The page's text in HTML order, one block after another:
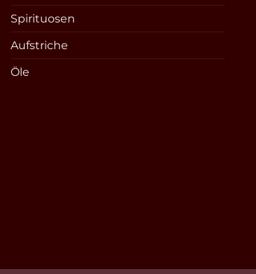
Spirituosen
Aufstriche
Öle